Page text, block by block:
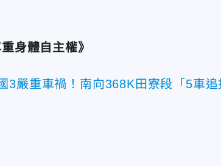
身體自主權》
3嚴重車禍！南向368K田寮段「5車